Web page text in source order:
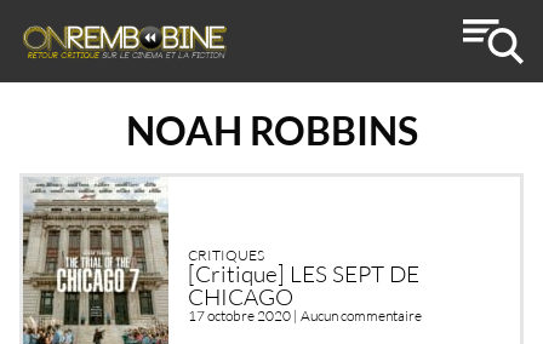
NOAH ROBBINS
CRITIQUES
[Critique] LES SEPT DE
CHICAGO
17 octobre 2020 | Aucun commentaire